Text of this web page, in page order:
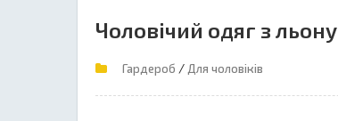
Чоловічий одяг з льону
Гардероб / Для чоловіків